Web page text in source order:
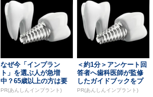
なぜ今「インプラン
ト」を選ぶ人が急増
中？65歳以上の方は要
確認。抜けた歯の放置
PR(あんしんインプラント)
＜約1分＞アンケート回
答者へ歯科医師が監修
したガイドブックをプ
レゼント。65歳以...
PR(あんしんインプラント)